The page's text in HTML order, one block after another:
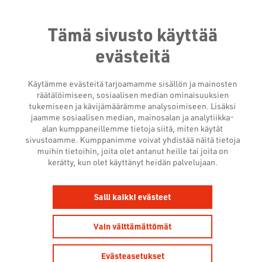
Tämä sivusto käyttää
evästeitä
Käytämme evästeitä tarjoamamme sisällön ja mainosten
räätälöimiseen, sosiaalisen median ominaisuuksien
tukemiseen ja kävijämäärämme analysoimiseen. Lisäksi
jaamme sosiaalisen median, mainosalan ja analytiikka-
alan kumppaneillemme tietoja siitä, miten käytät
sivustoamme. Kumppanimme voivat yhdistää näitä tietoja
muihin tietoihin, joita olet antanut heille tai joita on
kerätty, kun olet käyttänyt heidän palvelujaan.
Salli kaikki evästeet
Vain välttämättömät
Evästeasetukset
AJANKOHTAISTA
MAAILMALTA 04/2024
15.4.2024 Uutishuone Tutkimukset